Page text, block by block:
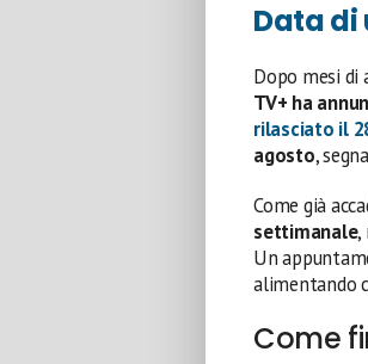
Data di
Dopo mesi
TV+ ha
rilasciato il
agosto,
Come già
settimanale,
Un
alimentando
Come